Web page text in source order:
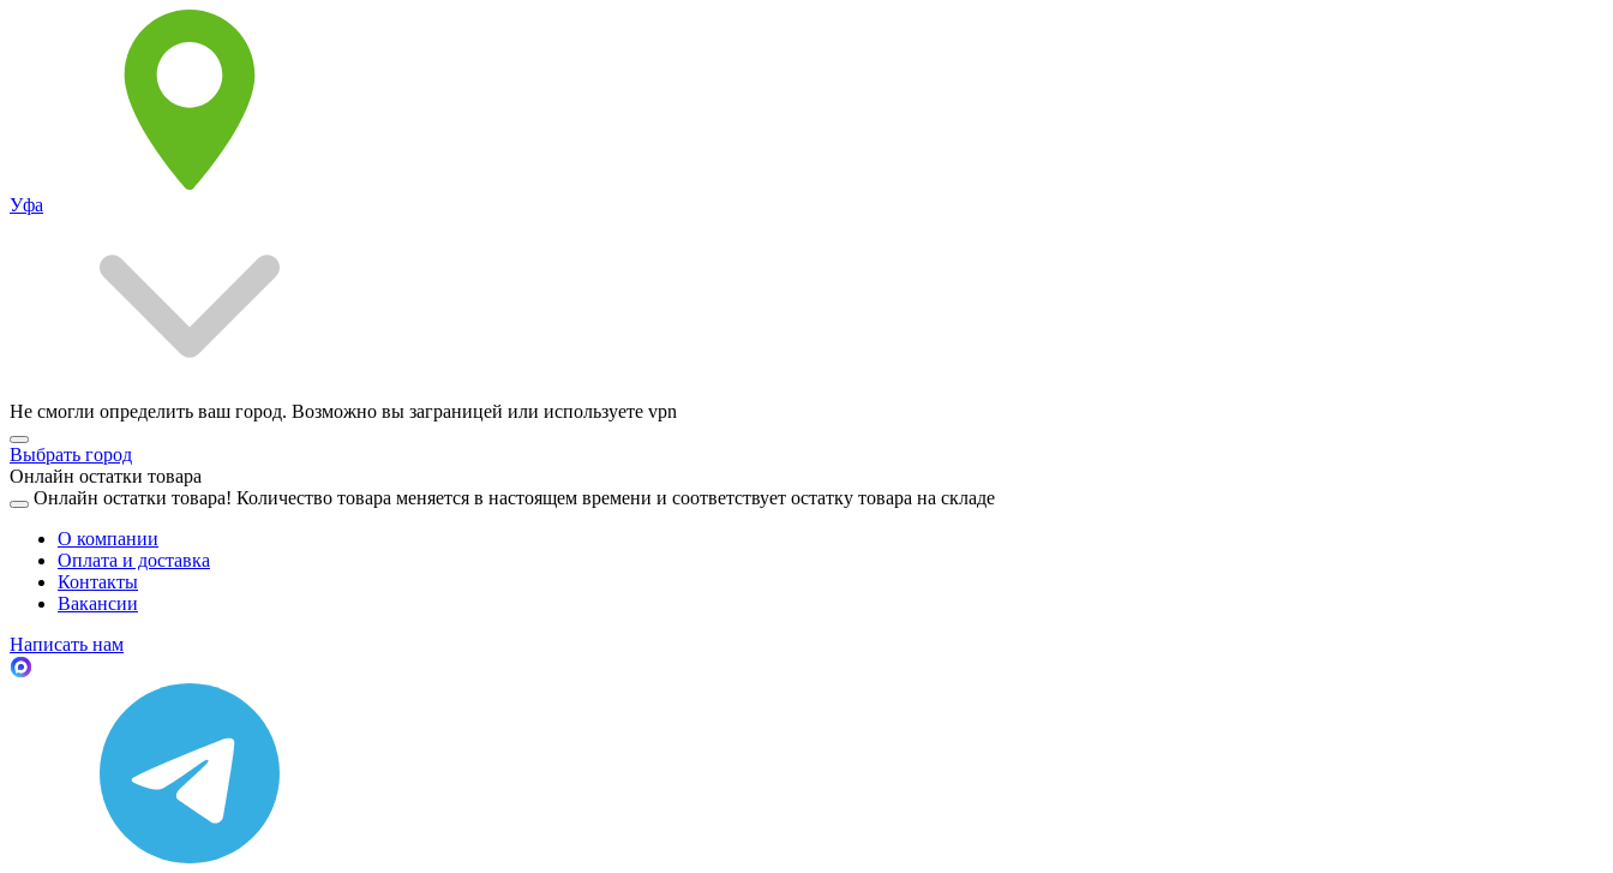
Уфа
Не смогли определить ваш город. Возможно вы заграницей или используете vpn
Выбрать город
Онлайн остатки товара
Онлайн остатки товара! Количество товара меняется в настоящем времени и соответствует остатку товара на складе
О компании
Оплата и доставка
Контакты
Вакансии
Написать нам